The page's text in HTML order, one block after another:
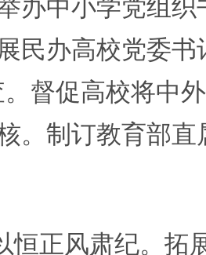
办中小学党组
民办高校党委书
。督促高校将中
。制订教育部
正风肃纪。拓